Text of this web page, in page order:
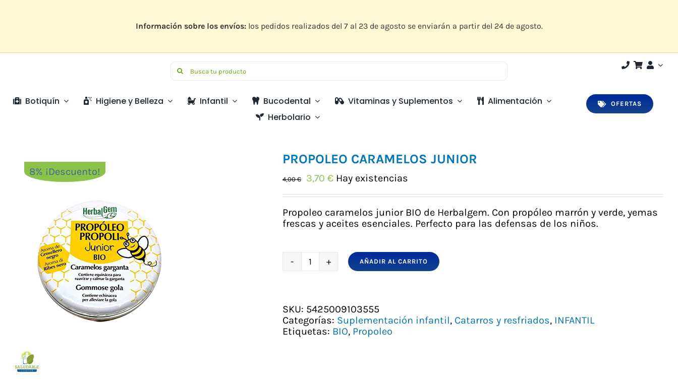
Información sobre los envíos:los pedidos realizados del 7 al 23 de agosto se enviarán a partir del 24 de agosto.
Buscar:
Botiquín Higiene y Belleza Infantil Bucodental Vitaminas y Suplementos
Alimentación
Herbolario
OFERTAS
8% ¡Descuento!
PROPOLEO CARAMELOS JUNIOR
4,00€
El
original
era:
4,00 €.
3,70 €El
actual
es:
3,70 €.
Hay existencias
Propoleo caramelos junior BIO de Herbalgem. Con propóleo marrón y verde, yemas
frescas y aceites esenciales. Perfecto para las defensas de los niños.
PROPOLEO
AÑADIR AL CARRITO
SKU: 5425009103555
Categorías: Suplementación infantil, Catarros y resfriados, INFANTIL
Etiquetas: BIO, Propoleo